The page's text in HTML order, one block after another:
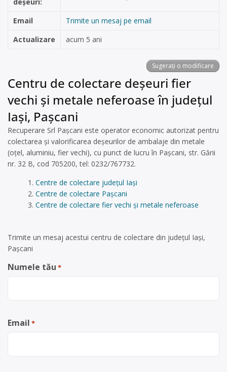
Email
Trimite un mesaj pe email
Actualizare
acum 5 ani
Sugerați o modificare
Centru de colectare deșeuri fier
vechi și metale neferoase în județul
Iași, Pașcani
Recuperare Srl Pașcani este operator economic autorizat pentru
colectarea și valorificarea deșeurilor de ambalaje din metale
(oțel, aluminiu, fier vechi), cu punct de lucru în Pașcani, str. Gării
nr. 32 B, cod 705200, tel: 0232/767732.
Centre de colectare județul Iași
Centre de colectare Pașcani
Centre de colectare fier vechi și metale neferoase
Trimite un mesaj acestui centru de colectare din județul Iași,
Pașcani
Numele tău *
Email *